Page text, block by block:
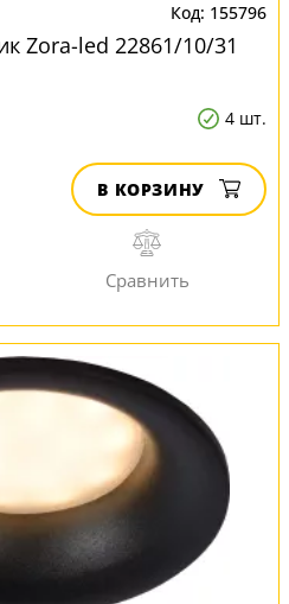
155796
Zora-led 22861/10/31
4 шт.
В КОРЗИНУ